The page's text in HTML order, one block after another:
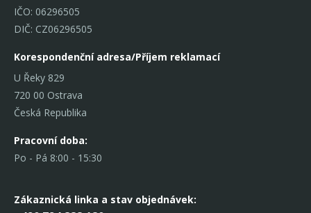
IČO: 06296505
DIČ: CZ06296505
Korespondenční adresa/Příjem reklamací
U Řeky 829
720 00 Ostrava
Česká Republika
Pracovní doba:
Po - Pá 8:00 - 15:30
Zákaznická linka a stav objednávek: